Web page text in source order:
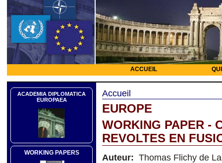
ACCUEIL
ACADEMIA DIPLOMATICA
EUROPAEA
WORKING PAPERS
Accueil
EUROPE
WORKING PAPER -
REVOLTES EN
Auteur: Thomas Flichy de